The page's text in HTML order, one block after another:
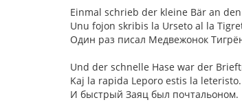
Einmal schrieb der kleine Bär an
Unu fojon skribis la Urseto al la
Один раз писал Медвежонок
Und der schnelle Hase war der
Kaj la rapida Leporo estis la leteristo.
И быстрый Заяц был почтальоном.